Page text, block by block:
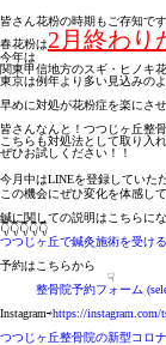
皆さん花粉の時期もご存知で
春花粉は2月終わり
今年は
関東甲信地方のスギ・ヒノキ
東京は例年より多い見込みの
早めに対処が花粉症を楽にさ
皆さんなんと！つつじヶ丘整
こちらも対処法として取り入
ぜひお試しください！！
今月中はLINEを登録していた
この機会にぜひ変化を体感し
鍼に関しての説明はこちらに
👇️👇️👇️👇️👇️
つつじヶ丘で鍼灸施術を受け
予約はこちらから
☟
整骨院予約フォーム
Instagram⇨https://instagram.com/
つつじヶ丘整骨院の新型コロ